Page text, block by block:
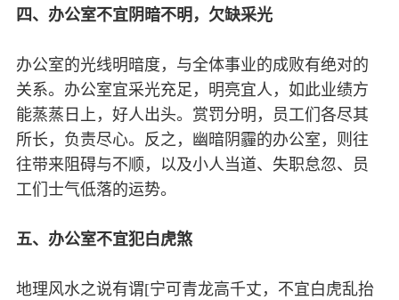
四、办公室不宜阴暗不明，欠缺采光
办公室的光线明暗度，与全体事业的成败有绝对的
关系。办公室宜采光充足，明亮宜人，如此业绩方
能蒸蒸日上，好人出头。赏罚分明，员工们各尽其
所长，负责尽心。反之，幽暗阴霾的办公室，则往
往带来阻碍与不顺，以及小人当道、失职怠忽、员
工们士气低落的运势。
五、办公室不宜犯白虎煞
地理风水之说有谓[宁可青龙高千丈，不宜白虎乱抬